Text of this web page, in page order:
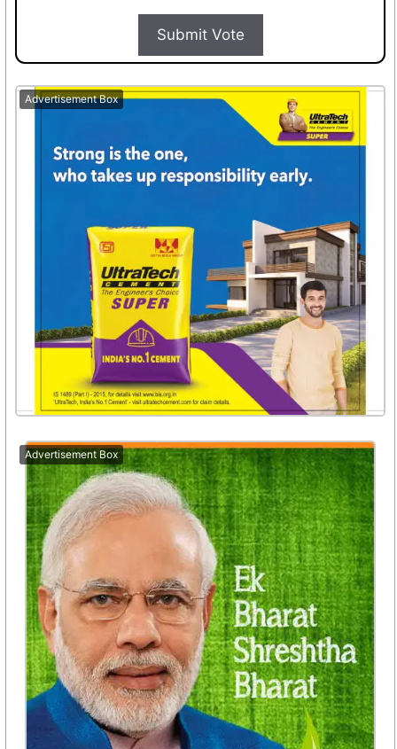
Submit Vote
Advertisement Box
Advertisement Box